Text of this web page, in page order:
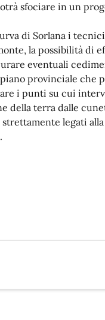
sfociare in un
di Sorlana i
la possibilità di
eventuali
provinciale che
i punti su cui
della terra dalle
legati